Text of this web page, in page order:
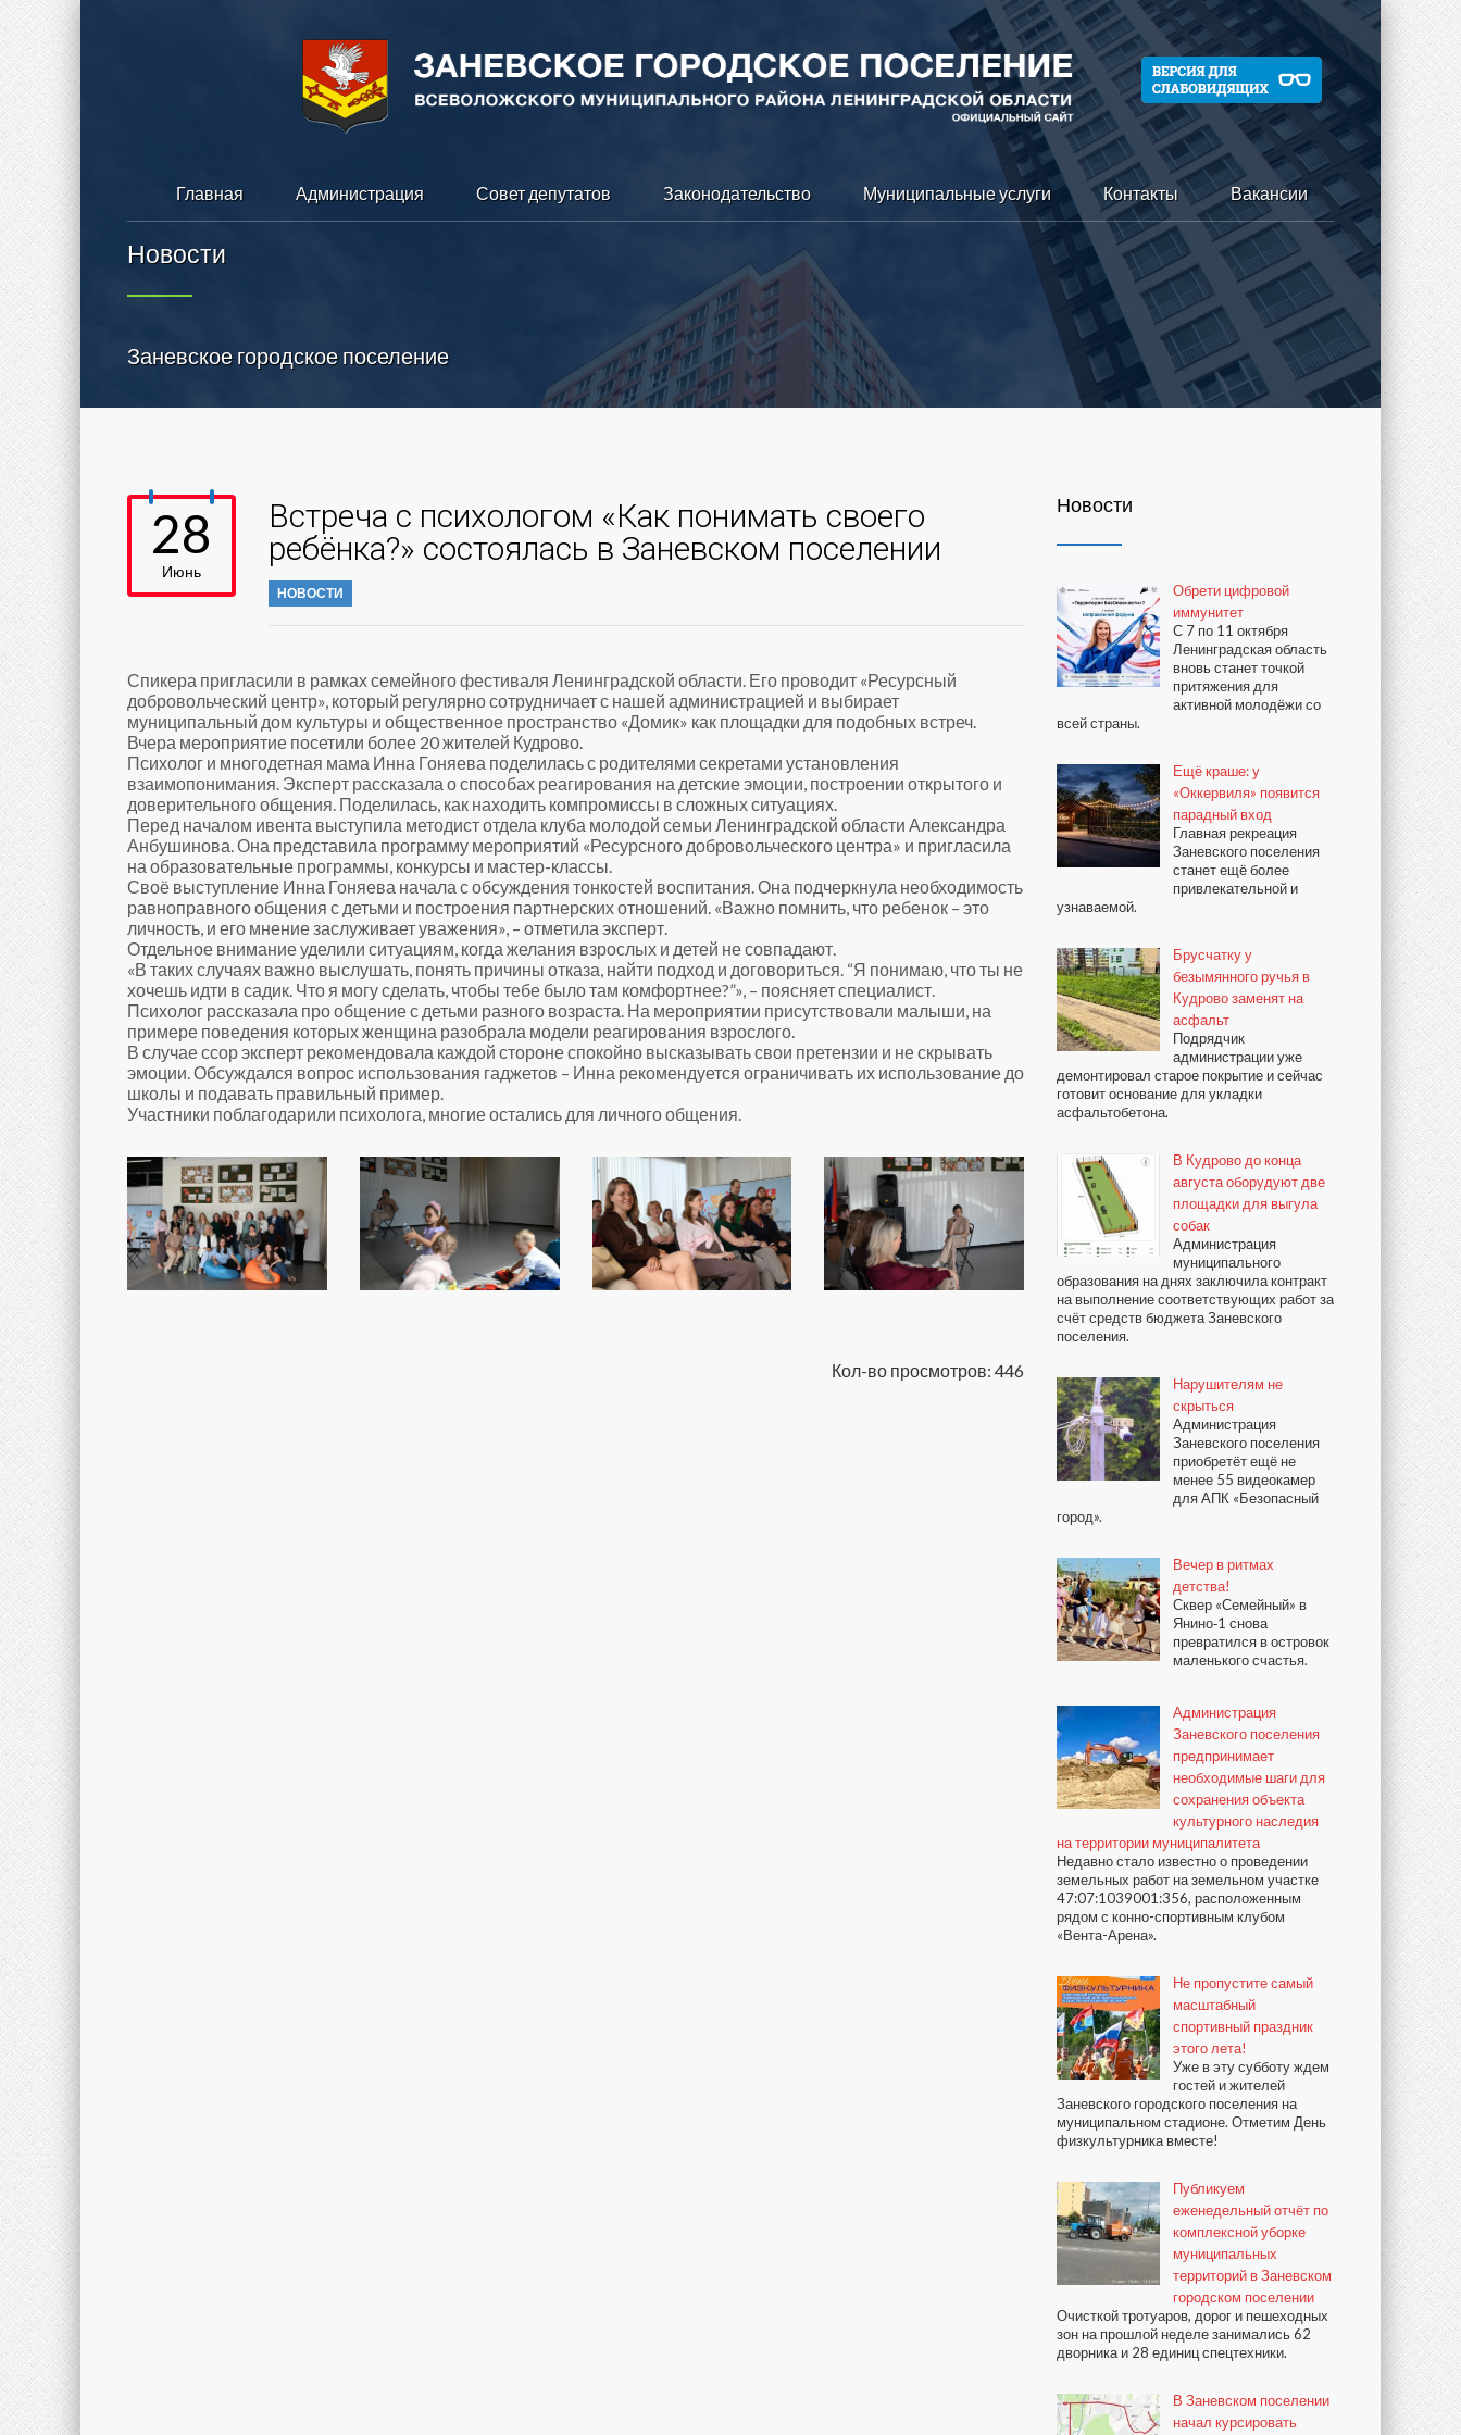
Главная Администрация Совет депутатов Законодательство Муниципальные услуги Контакты Вакансии
Новости
Заневское городское поселение
28
Июнь
Встреча с психологом «Как понимать своего
ребёнка?» состоялась в Заневском поселении
НОВОСТИ
Спикера пригласили в рамках семейного фестиваля Ленинградской области. Его проводит «Ресурсный
добровольческий центр», который регулярно сотрудничает с нашей администрацией и выбирает
муниципальный дом культуры и общественное пространство «Домик» как площадки для подобных встреч.
Вчера мероприятие посетили более 20 жителей Кудрово.
Психолог и многодетная мама Инна Гоняева поделилась с родителями секретами установления
взаимопонимания. Эксперт рассказала о способах реагирования на детские эмоции, построении открытого и
доверительного общения. Поделилась, как находить компромиссы в сложных ситуациях.
Перед началом ивента выступила методист отдела клуба молодой семьи Ленинградской области Александра
Анбушинова. Она представила программу мероприятий «Ресурсного добровольческого центра» и пригласила
на образовательные программы, конкурсы и мастер-классы.
Своё выступление Инна Гоняева начала с обсуждения тонкостей воспитания. Она подчеркнула необходимость
равноправного общения с детьми и построения партнерских отношений. «Важно помнить, что ребенок – это
личность, и его мнение заслуживает уважения», – отметила эксперт.
Отдельное внимание уделили ситуациям, когда желания взрослых и детей не совпадают.
«В таких случаях важно выслушать, понять причины отказа, найти подход и договориться. “Я понимаю, что ты не
хочешь идти в садик. Что я могу сделать, чтобы тебе было там комфортнее?”», – поясняет специалист.
Психолог рассказала про общение с детьми разного возраста. На мероприятии присутствовали малыши, на
примере поведения которых женщина разобрала модели реагирования взрослого.
В случае ссор эксперт рекомендовала каждой стороне спокойно высказывать свои претензии и не скрывать
эмоции. Обсуждался вопрос использования гаджетов – Инна рекомендуется ограничивать их использование до
школы и подавать правильный пример.
Участники поблагодарили психолога, многие остались для личного общения.
Кол-во просмотров: 446
Новости
Обрети цифровой
иммунитет
С 7 по 11 октября
Ленинградская область
вновь станет точкой
притяжения для
активной молодёжи со
всей страны.
Ещё краше: у
«Оккервиля» появится
парадный вход
Главная рекреация
Заневского поселения
станет ещё более
привлекательной и
узнаваемой.
Брусчатку у
безымянного ручья в
Кудрово заменят на
асфальт
Подрядчик
администрации уже
демонтировал старое покрытие и сейчас
готовит основание для укладки
асфальтобетона.
В Кудрово до конца
августа оборудуют две
площадки для выгула
собак
Администрация
муниципального
образования на днях заключила контракт
на выполнение соответствующих работ за
счёт средств бюджета Заневского
поселения.
Нарушителям не
скрыться
Администрация
Заневского поселения
приобретёт ещё не
менее 55 видеокамер
для АПК «Безопасный
город».
Вечер в ритмах
детства!
Сквер «Семейный» в
Янино‑1 снова
превратился в островок
маленького счастья.
Администрация
Заневского поселения
предпринимает
необходимые шаги для
сохранения объекта
культурного наследия
на территории муниципалитета
Недавно стало известно о проведении
земельных работ на земельном участке
47:07:1039001:356, расположенным
рядом с конно-спортивным клубом
«Вента-Арена».
Не пропустите самый
масштабный
спортивный праздник
этого лета!
Уже в эту субботу ждем
гостей и жителей
Заневского городского поселения на
муниципальном стадионе. Отметим День
физкультурника вместе!
Публикуем
еженедельный отчёт по
комплексной уборке
муниципальных
территорий в Заневском
городском поселении
Очисткой тротуаров, дорог и пешеходных
зон на прошлой неделе занимались 62
дворника и 28 единиц спецтехники.
В Заневском поселении
начал курсировать